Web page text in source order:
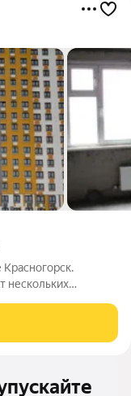
Красногорск.
нескольких
около